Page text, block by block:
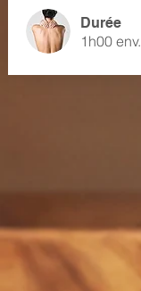
1h00 env.
Durée